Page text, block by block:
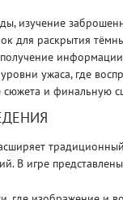
изучение
для раскрытия
ужаса, где
и финальную
В игре